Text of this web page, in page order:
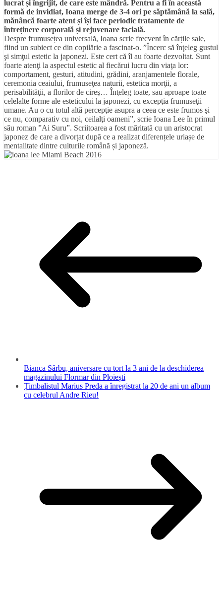
lucrat și îngrijit, de care este mândră. Pentru a fi în această
formă de invidiat, Ioana merge de 3-4 ori pe săptămână la sală,
mănâncă foarte atent și își face periodic tratamente de
întreținere corporală și rejuvenare facială.
Despre frumusețea universală, Ioana scrie frecvent în cărțile sale,
fiind un subiect ce din copilărie a fascinat-o. ”Încerc să înţeleg gustul
şi simţul estetic la japonezi. Este cert că îl au foarte dezvoltat. Sunt
foarte atenţi la aspectul estetic al fiecărui lucru din viaţa lor:
comportament, gesturi, atitudini, grădini, aranjamentele florale,
ceremonia ceaiului, frumuseţea naturii, estetica morţii, a
perisabilităţii, a florilor de cireş… Înţeleg toate, sau aproape toate
celelalte forme ale esteticului la japonezi, cu excepţia frumuseţii
umane. Au o cu totul altă percepţie asupra a ceea ce este frumos şi
ce nu, comparativ cu noi, ceilalţi oameni”, scrie Ioana Lee în primul
său roman ”Ai Suru”. Scriitoarea a fost măritată cu un aristocrat
japonez de care a divorțat după ce a realizat diferențele uriașe de
mentalitate dintre culturile română și japoneză.
Bianca Sârbu, aniversare cu tort la 3 ani de la deschiderea
magazinului Flormar din Ploiești
Țimbalistul Marius Preda a înregistrat la 20 de ani un album
cu celebrul Andre Rieu!